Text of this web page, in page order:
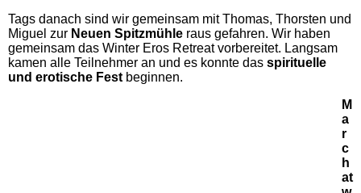
Tags danach sind wir gemeinsam mit Thomas, Thorsten und
Miguel zur Neuen Spitzmühle raus gefahren. Wir haben
gemeinsam das Winter Eros Retreat vorbereitet. Langsam
kamen alle Teilnehmer an und es konnte das spirituelle
und erotische Fest beginnen.
M
a
r
c
h
at